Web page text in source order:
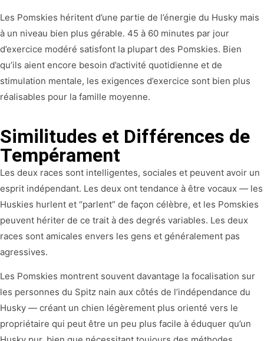
Les Pomskies héritent d’une partie de l’énergie du Husky mais
à un niveau bien plus gérable. 45 à 60 minutes par jour
d’exercice modéré satisfont la plupart des Pomskies. Bien
qu’ils aient encore besoin d’activité quotidienne et de
stimulation mentale, les exigences d’exercice sont bien plus
réalisables pour la famille moyenne.
Similitudes et Différences de
Tempérament
Les deux races sont intelligentes, sociales et peuvent avoir un
esprit indépendant. Les deux ont tendance à être vocaux — les
Huskies hurlent et “parlent” de façon célèbre, et les Pomskies
peuvent hériter de ce trait à des degrés variables. Les deux
races sont amicales envers les gens et généralement pas
agressives.
Les Pomskies montrent souvent davantage la focalisation sur
les personnes du Spitz nain aux côtés de l’indépendance du
Husky — créant un chien légèrement plus orienté vers le
propriétaire qui peut être un peu plus facile à éduquer qu’un